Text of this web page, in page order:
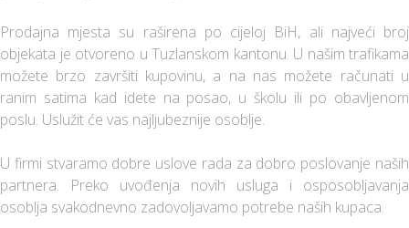
Prodajna mjesta su raširena po cijeloj BiH, ali najveći broj
objekata je otvoreno u Tuzlanskom kantonu. U našim trafikama
možete brzo završiti kupovinu, a na nas možete računati u
ranim satima kad idete na posao, u školu ili po obavljenom
poslu. Uslužit će vas najljubeznije osoblje.
U firmi stvaramo dobre uslove rada za dobro poslovanje naših
partnera. Preko uvođenja novih usluga i osposobljavanja
osoblja svakodnevno zadovoljavamo potrebe naših kupaca.